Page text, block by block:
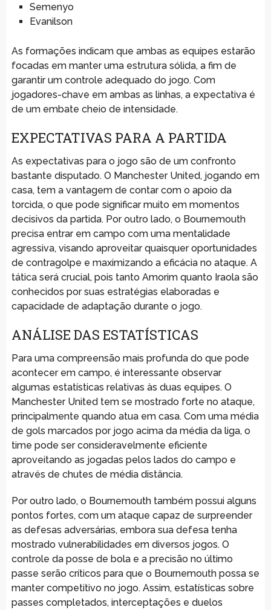
Semenyo
Evanilson
As formações indicam que ambas as equipes estarão
focadas em manter uma estrutura sólida, a fim de
garantir um controle adequado do jogo. Com
jogadores-chave em ambas as linhas, a expectativa é
de um embate cheio de intensidade.
EXPECTATIVAS PARA A PARTIDA
As expectativas para o jogo são de um confronto
bastante disputado. O Manchester United, jogando em
casa, tem a vantagem de contar com o apoio da
torcida, o que pode significar muito em momentos
decisivos da partida. Por outro lado, o Bournemouth
precisa entrar em campo com uma mentalidade
agressiva, visando aproveitar quaisquer oportunidades
de contragolpe e maximizando a eficácia no ataque. A
tática será crucial, pois tanto Amorim quanto Iraola são
conhecidos por suas estratégias elaboradas e
capacidade de adaptação durante o jogo.
ANÁLISE DAS ESTATÍSTICAS
Para uma compreensão mais profunda do que pode
acontecer em campo, é interessante observar
algumas estatísticas relativas às duas equipes. O
Manchester United tem se mostrado forte no ataque,
principalmente quando atua em casa. Com uma média
de gols marcados por jogo acima da média da liga, o
time pode ser consideravelmente eficiente
aproveitando as jogadas pelos lados do campo e
através de chutes de média distância.
Por outro lado, o Bournemouth também possui alguns
pontos fortes, com um ataque capaz de surpreender
as defesas adversárias, embora sua defesa tenha
mostrado vulnerabilidades em diversos jogos. O
controle da posse de bola e a precisão no último
passe serão críticos para que o Bournemouth possa se
manter competitivo no jogo. Assim, estatísticas sobre
passes completados, interceptações e duelos